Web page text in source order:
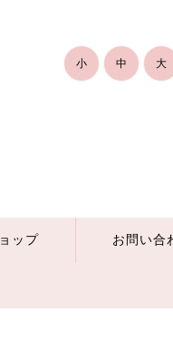
小 中 大
ップ お問い合